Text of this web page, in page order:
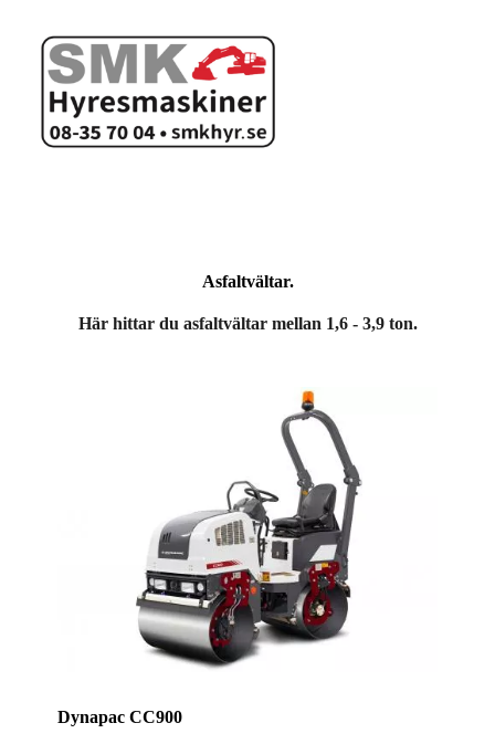
Asfaltvältar.
Här hittar du asfaltvältar mellan 1,6 - 3,9 ton.
Dynapac CC900